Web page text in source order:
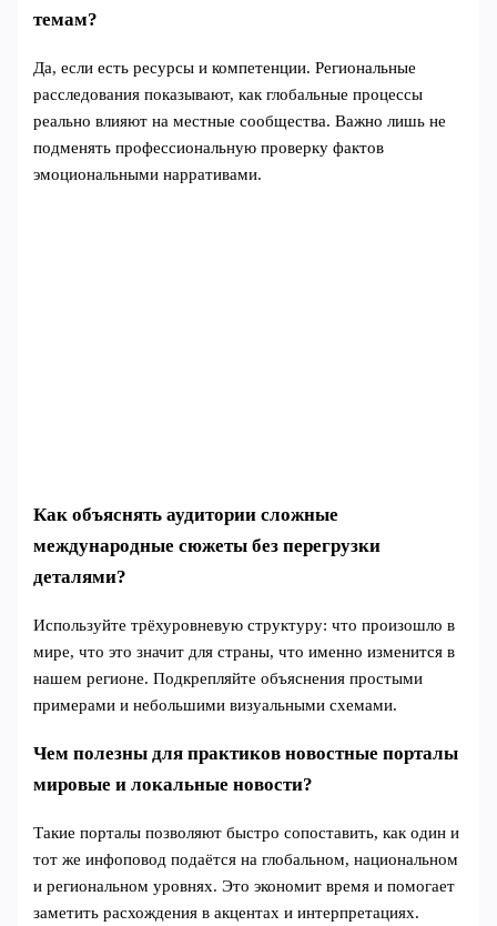
темам?
Да, если есть ресурсы и компетенции. Региональные
расследования показывают, как глобальные процессы
реально влияют на местные сообщества. Важно лишь не
подменять профессиональную проверку фактов
эмоциональными нарративами.
Как объяснять аудитории сложные
международные сюжеты без перегрузки
деталями?
Используйте трёхуровневую структуру: что произошло в
мире, что это значит для страны, что именно изменится в
нашем регионе. Подкрепляйте объяснения простыми
примерами и небольшими визуальными схемами.
Чем полезны для практиков новостные порталы
мировые и локальные новости?
Такие порталы позволяют быстро сопоставить, как один и
тот же инфоповод подаётся на глобальном, национальном
и региональном уровнях. Это экономит время и помогает
заметить расхождения в акцентах и интерпретациях.